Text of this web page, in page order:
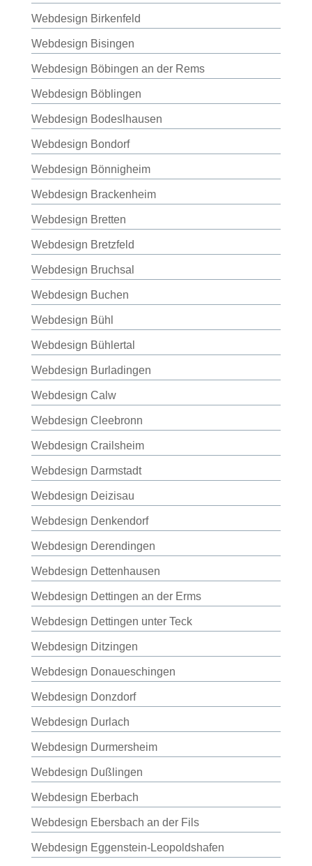
Webdesign Birkenfeld
Webdesign Bisingen
Webdesign Böbingen an der Rems
Webdesign Böblingen
Webdesign Bodeslhausen
Webdesign Bondorf
Webdesign Bönnigheim
Webdesign Brackenheim
Webdesign Bretten
Webdesign Bretzfeld
Webdesign Bruchsal
Webdesign Buchen
Webdesign Bühl
Webdesign Bühlertal
Webdesign Burladingen
Webdesign Calw
Webdesign Cleebronn
Webdesign Crailsheim
Webdesign Darmstadt
Webdesign Deizisau
Webdesign Denkendorf
Webdesign Derendingen
Webdesign Dettenhausen
Webdesign Dettingen an der Erms
Webdesign Dettingen unter Teck
Webdesign Ditzingen
Webdesign Donaueschingen
Webdesign Donzdorf
Webdesign Durlach
Webdesign Durmersheim
Webdesign Dußlingen
Webdesign Eberbach
Webdesign Ebersbach an der Fils
Webdesign Eggenstein-Leopoldshafen